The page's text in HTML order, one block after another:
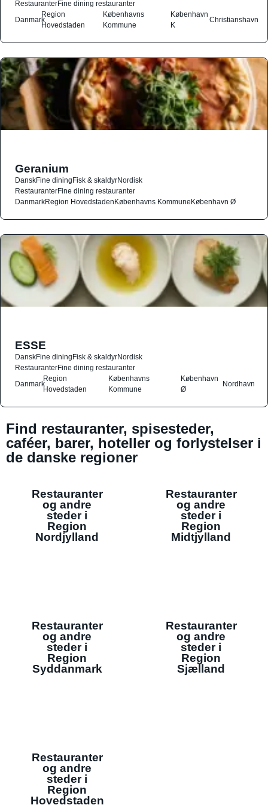
RestauranterFine dining restauranter
Danmark
Region
Hovedstaden
Københavns
Kommune
København
K
Christianshavn
Geranium
DanskFine diningFisk & skaldyrNordisk
RestauranterFine dining restauranter
DanmarkRegion HovedstadenKøbenhavns KommuneKøbenhavn Ø
ESSE
DanskFine diningFisk & skaldyrNordisk
RestauranterFine dining restauranter
Danmark
Region
Hovedstaden
Københavns
Kommune
København
Ø
Nordhavn
Find restauranter, spisesteder,
caféer, barer, hoteller og forlystelser i
de danske regioner
Restauranter
og andre
steder i
Region
Nordjylland
Restauranter
og andre
steder i
Region
Midtjylland
Restauranter
og andre
steder i
Region
Syddanmark
Restauranter
og andre
steder i
Region
Sjælland
Restauranter
og andre
steder i
Region
Hovedstaden